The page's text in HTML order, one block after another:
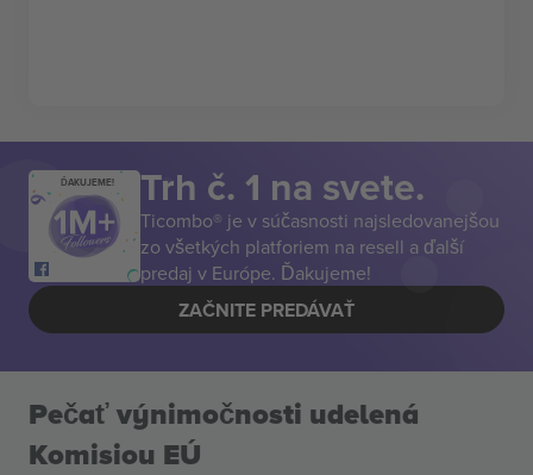
ĎAKUJEME! Trh č. 1 na svete.
Ticombo® je v súčasnosti najsledovanejšou
zo všetkých platforiem na resell a ďalší
predaj v Európe. Ďakujeme!
ZAČNITE PREDÁVAŤ
Pečať výnimočnosti udelená
Komisiou EÚ